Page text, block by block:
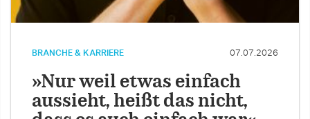
BRANCHE & KARRIERE 07.07.2026
»Nur weil etwas einfach
aussieht, heißt das nicht,